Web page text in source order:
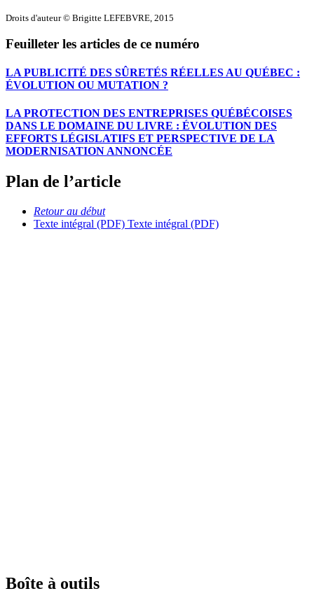
Droits d'auteur © Brigitte LEFEBVRE, 2015
Feuilleter les articles de ce numéro
LA PUBLICITÉ DES SÛRETÉS RÉELLES AU QUÉBEC :
ÉVOLUTION OU MUTATION ?
LA PROTECTION DES ENTREPRISES QUÉBÉCOISES
DANS LE DOMAINE DU LIVRE : ÉVOLUTION DES
EFFORTS LÉGISLATIFS ET PERSPECTIVE DE LA
MODERNISATION ANNONCÉE
Plan de l’article
Retour au début
Texte intégral (PDF) Texte intégral (PDF)
Boîte à outils